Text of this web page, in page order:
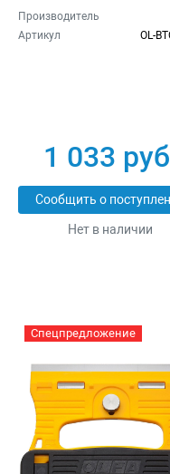
Производитель
Артикул
OL-
1 033
Сообщить о
Нет в наличии
Спецпредложение